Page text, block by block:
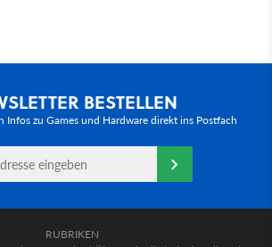
BESTELLEN
Infos zu Games und Hardware direkt ins Postfach
RUBRIKEN